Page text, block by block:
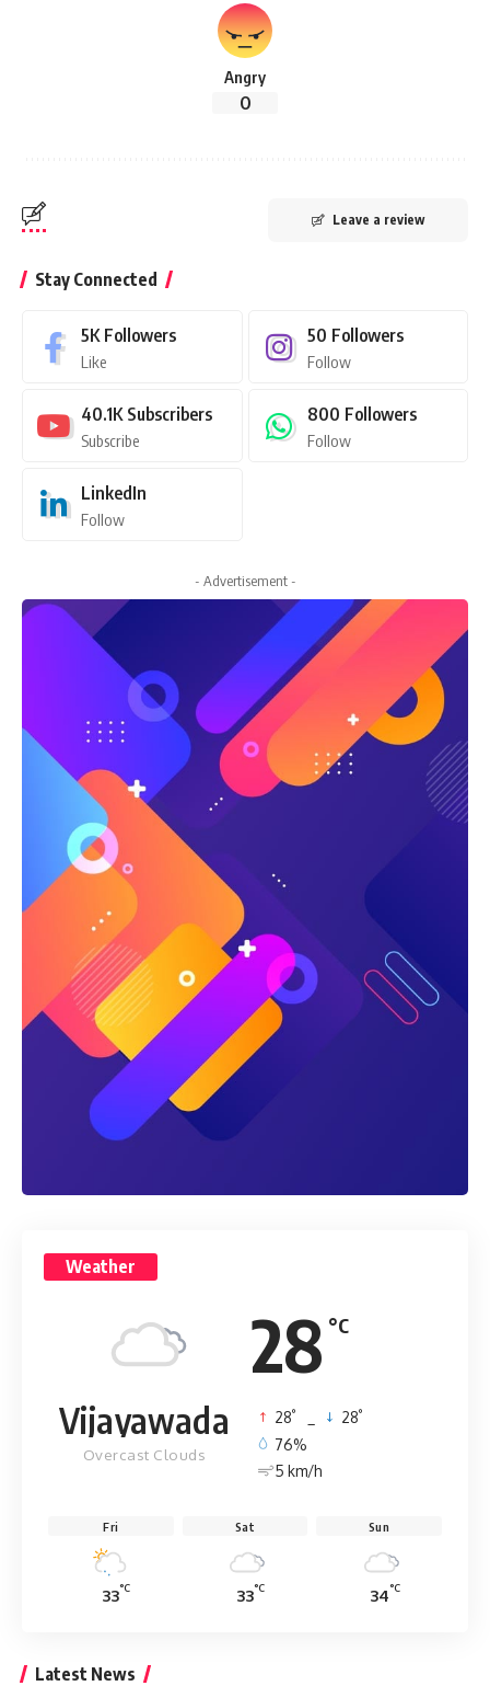
Angry
0
Leave a review
Stay Connected
5K Followers
Like
50 Followers
Follow
40.1K Subscribers
Subscribe
800 Followers
Follow
LinkedIn
Follow
- Advertisement -
Weather
28 °C
Vijayawada
Overcast Clouds
28° 28°
76%
5 km/h
Fri
33°C
Sat
33°C
Sun
34°C
Latest News